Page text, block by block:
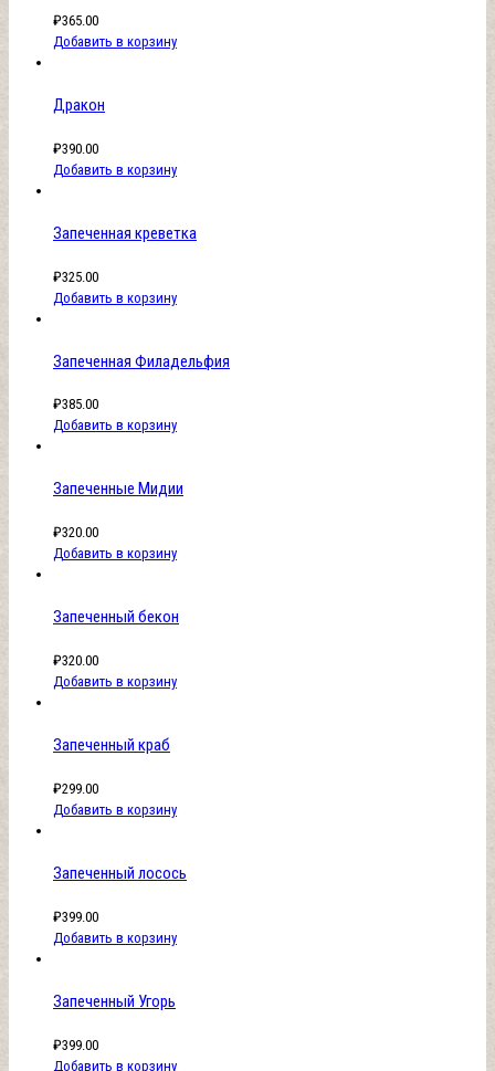
₽365.00
Добавить в корзину
Дракон
₽390.00
Добавить в корзину
Запеченная креветка
₽325.00
Добавить в корзину
Запеченная Филадельфия
₽385.00
Добавить в корзину
Запеченные Мидии
₽320.00
Добавить в корзину
Запеченный бекон
₽320.00
Добавить в корзину
Запеченный краб
₽299.00
Добавить в корзину
Запеченный лосось
₽399.00
Добавить в корзину
Запеченный Угорь
₽399.00
Добавить в корзину